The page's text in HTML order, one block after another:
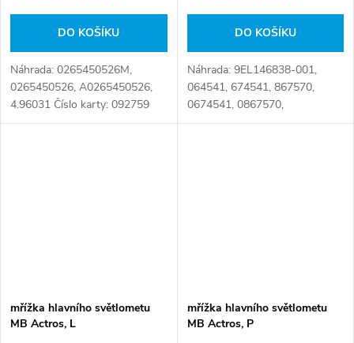
DO KOŠÍKU
Náhrada: 0265450526M,
0265450526, A0265450526,
4.96031 Číslo karty: 092759
DO KOŠÍKU
Náhrada: 9EL146838-001,
064541, 674541, 867570,
0674541, 0867570,
571742608, 0005440612, A
mřížka hlavního světlometu
MB Actros, L
mřížka hlavního světlometu
MB Actros, P